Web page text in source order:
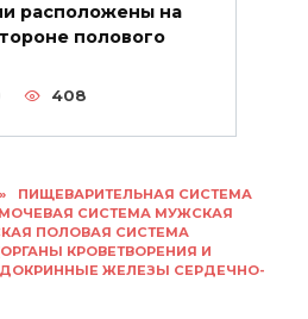
»
ПИЩЕВАРИТЕЛЬНАЯ СИСТЕМА
СИСТЕМА МУЖСКАЯ
ПОЛОВАЯ СИСТЕМА
КРОВЕТВОРЕНИЯ И
ЖЕЛЕЗЫ СЕРДЕЧНО-
расположены на
полового
408